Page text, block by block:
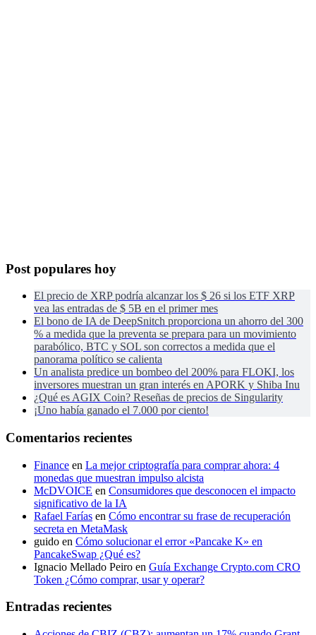
Post populares hoy
El precio de XRP podría alcanzar los $ 26 si los ETF XRP
vea las entradas de $ 5B en el primer mes
El bono de IA de DeepSnitch proporciona un ahorro del 300
% a medida que la preventa se prepara para un movimiento
parabólico, BTC y SOL son correctos a medida que el
panorama político se calienta
Un analista predice un bombeo del 200% para FLOKI, los
inversores muestran un gran interés en APORK y Shiba Inu
¿Qué es AGIX Coin? Reseñas de precios de Singularity
¡Uno había ganado el 7.000 por ciento!
Comentarios recientes
Finance en La mejor criptografía para comprar ahora: 4
monedas que muestran impulso alcista
McDVOICE en Consumidores que desconocen el impacto
significativo de la IA
Rafael Farías en Cómo encontrar su frase de recuperación
secreta en MetaMask
guido en Cómo solucionar el error «Pancake K» en
PancakeSwap ¿Qué es?
Ignacio Mellado Peiro en Guía Exchange Crypto.com CRO
Token ¿Cómo comprar, usar y operar?
Entradas recientes